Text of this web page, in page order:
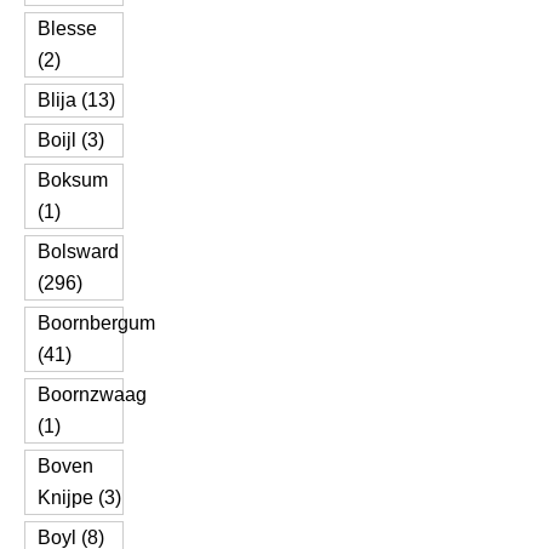
Blesse
(2)
Blija (13)
Boijl (3)
Boksum
(1)
Bolsward
(296)
Boornbergum
(41)
Boornzwaag
(1)
Boven
Knijpe (3)
Boyl (8)